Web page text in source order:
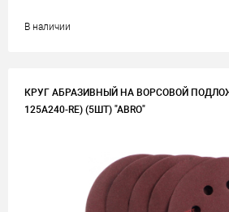
В наличии
КРУГ АБРАЗИВНЫЙ НА ВОРСОВОЙ
125A240-RE) (5ШТ) "ABRO"